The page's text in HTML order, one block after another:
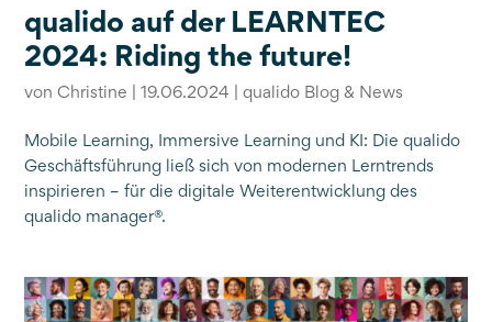
qualido auf der LEARNTEC
2024: Riding the future!
vonChristine |19.06.2024 |qualido Blog & News
Mobile Learning, Immersive Learning und KI: Die qualido
Geschäftsführung ließ sich von modernen Lerntrends
inspirieren – für die digitale Weiterentwicklung des
qualido manager®.